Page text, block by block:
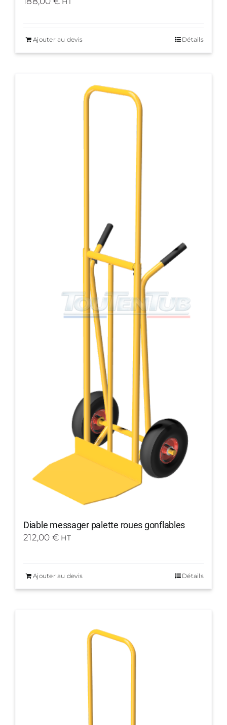
Ajouter au devis Détails
Diable messager palette roues gonflables
212,00 € HT
Ajouter au devis Détails